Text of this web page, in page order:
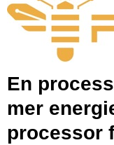
En
mer
processor